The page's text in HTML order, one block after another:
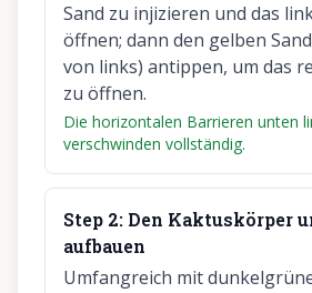
Sand zu injizieren und das
öffnen; dann den gelben
von links) antippen, um das
zu öffnen.
Die horizontalen Barrieren unten
verschwinden vollständig.
Step 2: Den Kaktuskörper
aufbauen
Umfangreich mit